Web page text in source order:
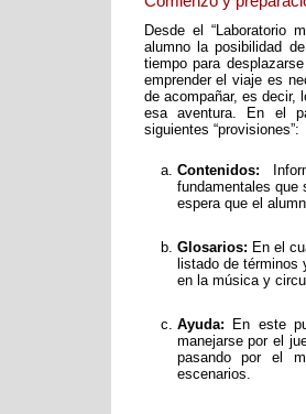
Desde el “Laboratorio
alumno la posibilidad
tiempo para
emprender el viaje es
de acompañar, es decir,
esa aventura. En el
siguientes “provisiones”:
Contenidos:
fundamentales que
espera que el
Glosarios: En el
listado de
en la música y
Ayuda: En este
manejarse por el
pasando por el
escenarios.